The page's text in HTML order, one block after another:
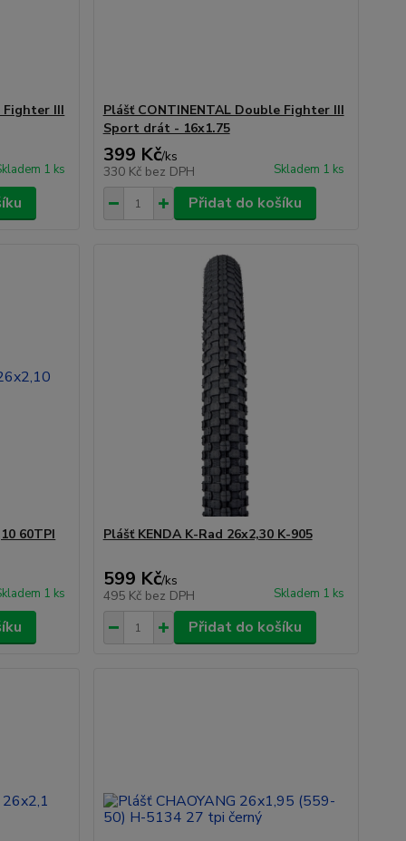
Fighter III
1 ks
Plášť CONTINENTAL Double Fighter III
Sport drát - 16x1.75
399 Kč/ks
330 Kč bez DPH Skladem 1 ks
Přidat do košíku
60TPI
1 ks
Plášť KENDA K-Rad 26x2,30 K-905
599 Kč/ks
495 Kč bez DPH Skladem 1 ks
Přidat do košíku